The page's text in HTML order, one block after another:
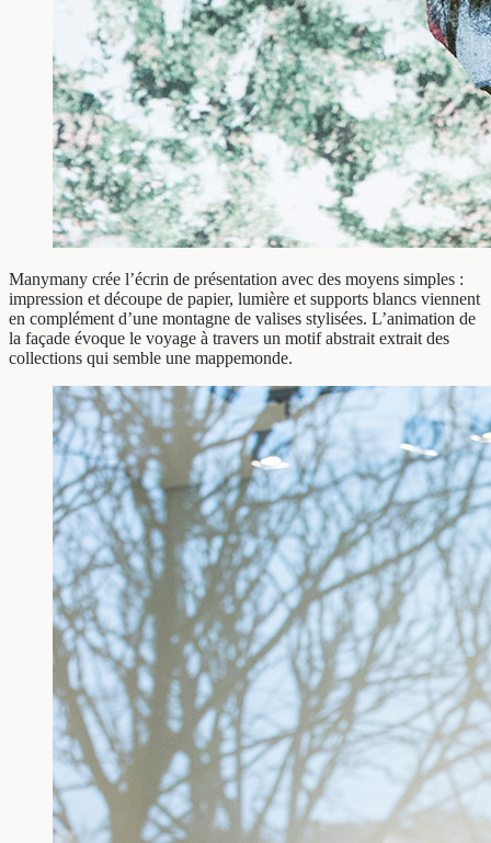
Manymany crée l’écrin de présentation avec des moyens simples :
impression et découpe de papier, lumière et supports blancs viennent
en complément d’une montagne de valises stylisées. L’animation de
la façade évoque le voyage à travers un motif abstrait extrait des
collections qui semble une mappemonde.